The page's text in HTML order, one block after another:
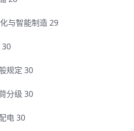
与智能制造 29
30
规定 30
分级 30
电 30